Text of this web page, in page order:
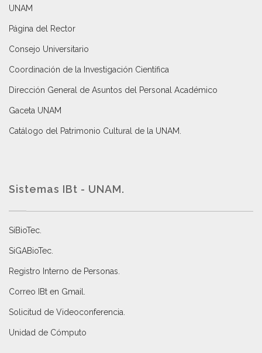
UNAM
Página del Rector
Consejo Universitario
Coordinación de la Investigación Científica
Dirección General de Asuntos del Personal Académico
Gaceta UNAM
Catálogo del Patrimonio Cultural de la UNAM.
Sistemas IBt - UNAM.
SiBioTec
SiGABioTec.
Registro Interno de Personas
Correo IBt en Gmail
Solicitud de Videoconferencia.
Unidad de Cómputo